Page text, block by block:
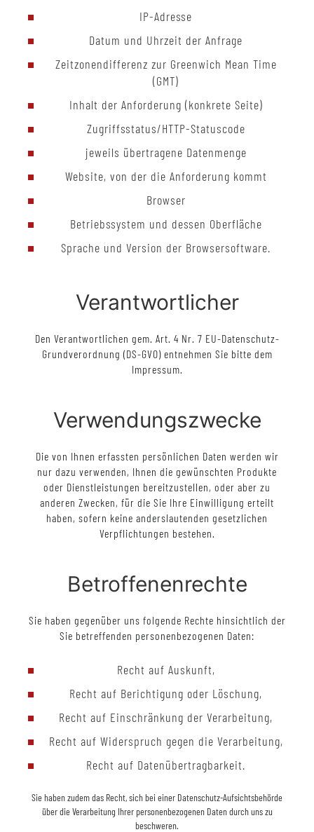
IP-Adresse
Datum und Uhrzeit der Anfrage
Zeitzonendifferenz zur Greenwich Mean Time
(GMT)
Inhalt der Anforderung (konkrete Seite)
Zugriffsstatus/HTTP-Statuscode
jeweils übertragene Datenmenge
Website, von der die Anforderung kommt
Browser
Betriebssystem und dessen Oberfläche
Sprache und Version der Browsersoftware.
Verantwortlicher
Den Verantwortlichen gem. Art. 4 Nr. 7 EU-Datenschutz-
Grundverordnung (DS-GVO) entnehmen Sie bitte dem
Impressum.
Verwendungszwecke
Die von Ihnen erfassten persönlichen Daten werden wir
nur dazu verwenden, Ihnen die gewünschten Produkte
oder Dienstleistungen bereitzustellen, oder aber zu
anderen Zwecken, für die Sie Ihre Einwilligung erteilt
haben, sofern keine anderslautenden gesetzlichen
Verpflichtungen bestehen.
Betroffenenrechte
Sie haben gegenüber uns folgende Rechte hinsichtlich der
Sie betreffenden personenbezogenen Daten:
Recht auf Auskunft,
Recht auf Berichtigung oder Löschung,
Recht auf Einschränkung der Verarbeitung,
Recht auf Widerspruch gegen die Verarbeitung,
Recht auf Datenübertragbarkeit.
Sie haben zudem das Recht, sich bei einer Datenschutz-Aufsichtsbehörde
über die Verarbeitung Ihrer personenbezogenen Daten durch uns zu
beschweren.